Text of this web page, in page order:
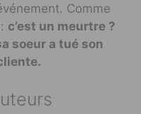
Comme
c’est un meurtre ?
soeur a tué son